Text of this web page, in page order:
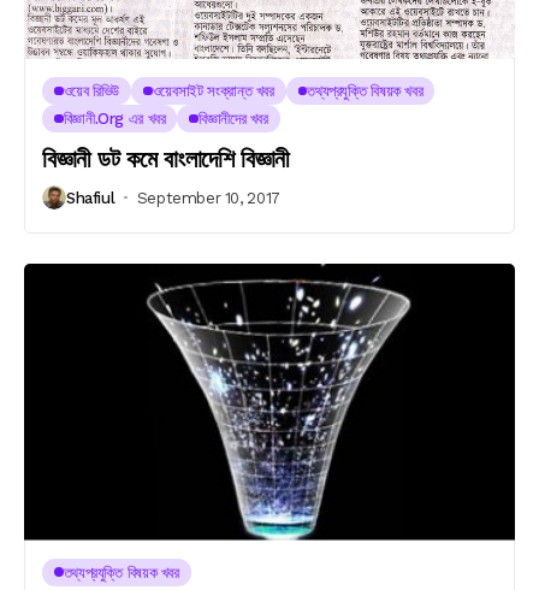
ওয়েব রিভিউ ওয়েবসাইট সংক্রান্ত খবর
তথ্যপ্রযুক্তি বিষয়ক খবর
বিজ্ঞানী.org এর খবর
বিজ্ঞানীদের খবর
বিজ্ঞানী ডট কমে বাংলাদেশি বিজ্ঞানী
Shafiul September 10, 2017
তথ্যপ্রযুক্তি বিষয়ক খবর